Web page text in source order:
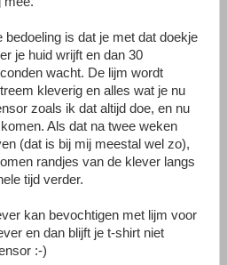
bedoeling is dat je met dat doekje
je huid wrijft en dan 30
wacht. De lijm wordt
kleverig en alles wat je nu
zoals ik dat altijd doe, en nu
Als dat na twee weken
(dat is bij mij meestal wel zo),
randjes van de klever langs
tijd verder.
kan bevochtigen met lijm voor
en dan blijft je t-shirt niet
:-)